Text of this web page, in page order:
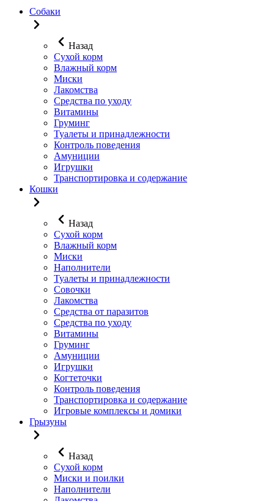
Собаки
Назад
Сухой корм
Влажный корм
Миски
Лакомства
Средства по уходу
Витамины
Груминг
Туалеты и принадлежности
Контроль поведения
Амуниции
Игрушки
Транспортировка и содержание
Кошки
Назад
Сухой корм
Влажный корм
Миски
Наполнители
Туалеты и принадлежности
Совочки
Лакомства
Средства от паразитов
Средства по уходу
Витамины
Груминг
Амуниции
Игрушки
Когтеточки
Контроль поведения
Транспортировка и содержание
Игровые комплексы и домики
Грызуны
Назад
Сухой корм
Миски и поилки
Наполнители